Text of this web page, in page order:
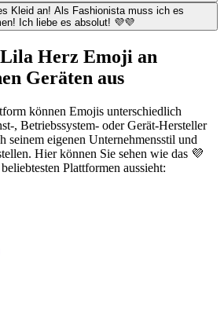
Kleid an! Als Fashionista muss ich es
Ich liebe es absolut! 💜💜
Lila Herz Emoji an
Geräten aus
können Emojis unterschiedlich
, Betriebssystem- oder Gerät-Hersteller
seinem eigenen Unternehmensstil und
Hier können Sie sehen wie das 💜
Plattformen aussieht: